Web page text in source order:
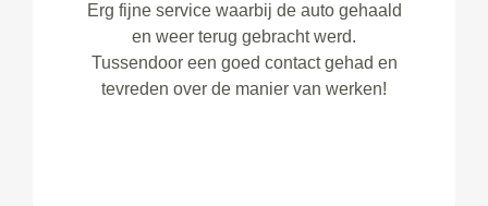
Erg fijne service waarbij de auto gehaald
en weer terug gebracht werd.
Tussendoor een goed contact gehad en
tevreden over de manier van werken!